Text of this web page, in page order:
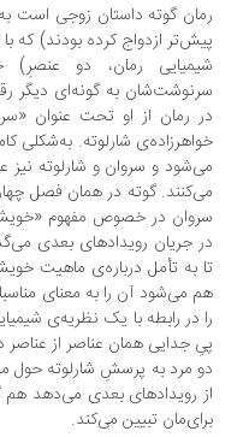
گوته داستان زوجی است به
ازدواج کرده بودند) که با ورود
رمان، دو عنصرِ) جدید
به گونه‌ای دیگر رقم
رمان از او تحت عنوان «سروان»
شارلوته. به‌شکلی کاملاً
و سروان و شارلوته نیز علاقه
گوته در همان فصل چهارم طی
در خصوص مفهوم «خویشاوندی
جریان رویدادهای بعدی می‌گذارد.
می‌شود آن را به معنای مناسبات
در رابطه با یک نظریه‌ی شیمیایی
جدایی همان عناصر از عناصر دیگر
مرد به پرسشِ شارلوته حول معنای
رویدادهای بعدی می‌دهد هم
تبیین می‌کند.